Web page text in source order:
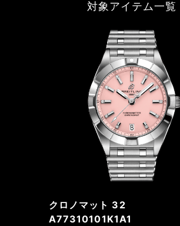
対象アイテム一覧
クロノマット 32
A77310101K1A1